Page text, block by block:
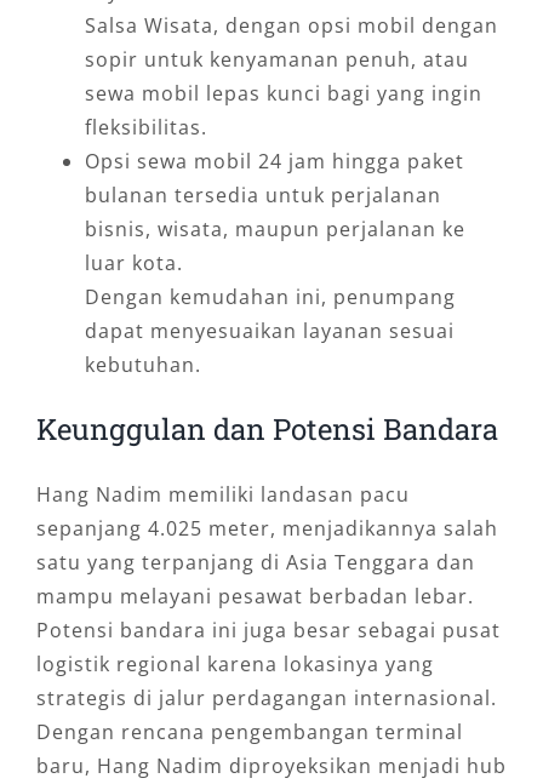
Salsa Wisata, dengan opsi mobil dengan
sopir untuk kenyamanan penuh, atau
sewa mobil lepas kunci bagi yang ingin
fleksibilitas.
Opsi sewa mobil 24 jam hingga paket
bulanan tersedia untuk perjalanan
bisnis, wisata, maupun perjalanan ke
luar kota.
Dengan kemudahan ini, penumpang
dapat menyesuaikan layanan sesuai
kebutuhan.
Keunggulan dan Potensi Bandara
Hang Nadim memiliki landasan pacu
sepanjang 4.025 meter, menjadikannya salah
satu yang terpanjang di Asia Tenggara dan
mampu melayani pesawat berbadan lebar.
Potensi bandara ini juga besar sebagai pusat
logistik regional karena lokasinya yang
strategis di jalur perdagangan internasional.
Dengan rencana pengembangan terminal
baru, Hang Nadim diproyeksikan menjadi hub